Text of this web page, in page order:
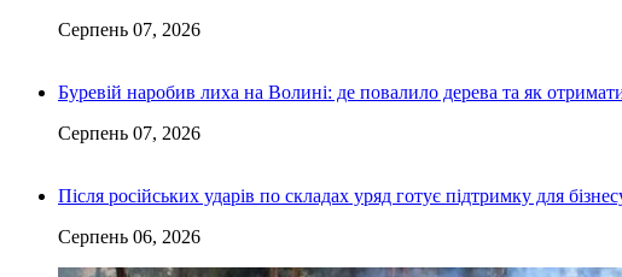
Серпень 07, 2026
Буревій наробив лиха на Волині: де повалило дерева та як
Серпень 07, 2026
Після російських ударів по складах уряд готує підтримку для
Серпень 06, 2026